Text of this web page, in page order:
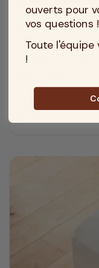
Soutien : Ferme
Accueil : Equilibré
Epaisseur du
Housse (Coutil) :
759 €
ouverts pour
vos questions !
Toute
!